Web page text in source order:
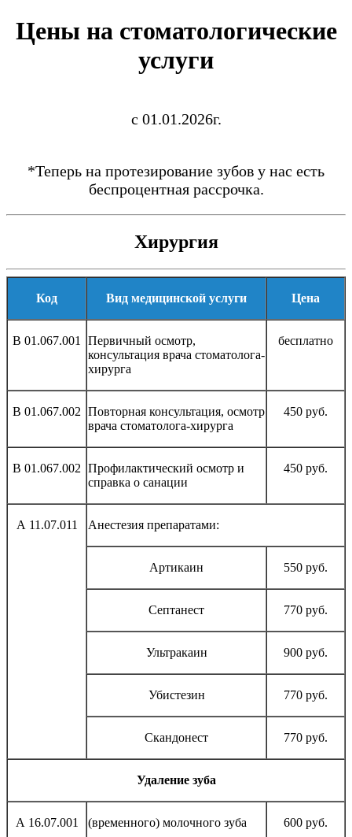
Цены на стоматологические
услуги
с 01.01.2026г.
*Теперь на протезирование зубов у нас есть
беспроцентная рассрочка.
Хирургия
Код Вид медицинской услуги Цена
В 01.067.001
Первичный осмотр,
консультация врача стоматолога-
хирурга
бесплатно
В 01.067.002 Повторная консультация, осмотр
врача стоматолога-хирурга
450 руб.
В 01.067.002 Профилактический осмотр и
справка о санации
450 руб.
А 11.07.011 Анестезия препаратами:
Артикаин 550 руб.
Септанест 770 руб.
Ультракаин 900 руб.
Убистезин 770 руб.
Скандонест 770 руб.
Удаление зуба
А 16.07.001 (временного) молочного зуба 600 руб.